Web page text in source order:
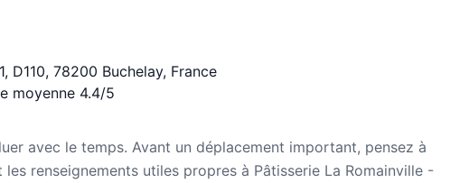
D110, 78200 Buchelay, France
moyenne 4.4/5
avec le temps. Avant un déplacement important, pensez à
renseignements utiles propres à Pâtisserie La Romainville -